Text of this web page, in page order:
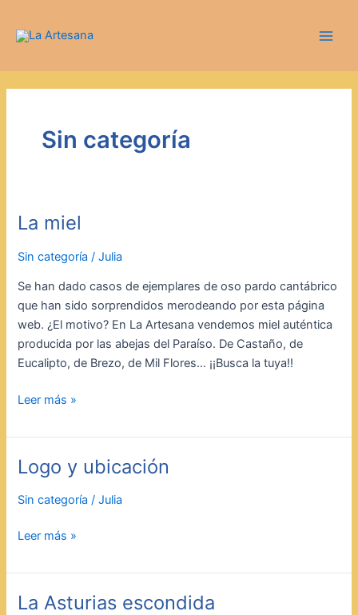
contenido
Sin categoría
La miel
Sin categoría /Julia
Se han dado casos de ejemplares de oso pardo cantábrico
que han sido sorprendidos merodeando por esta página
web. ¿El motivo? En La Artesana vendemos miel auténtica
producida por las abejas del Paraíso. De Castaño, de
Eucalipto, de Brezo, de Mil Flores… ¡¡Busca la tuya!!
La
Leer más »
Logo y ubicación
Sin categoría /Julia
Logo
ubicación
Leer más »
La Asturias escondida
La